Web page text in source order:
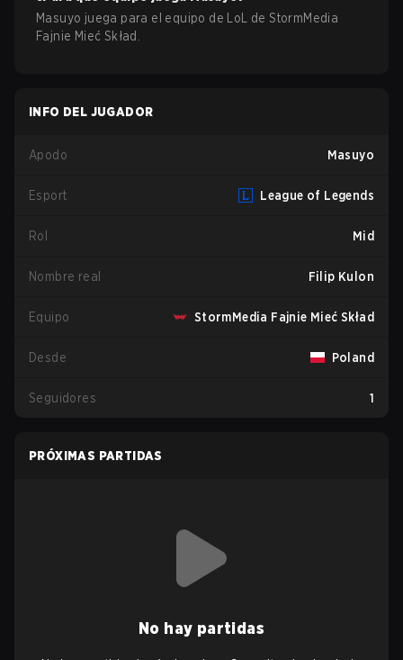
Masuyo juega para el equipo de LoL deStormMedia
Fajnie Mieć Skład
INFO DEL JUGADOR
Apodo Masuyo
Esport League of Legends
Rol Mid
Nombre real Filip Kulon
Equipo StormMedia Fajnie Mieć Skład
Desde Poland
Seguidores 1
PRÓXIMAS PARTIDAS
No hay partidas